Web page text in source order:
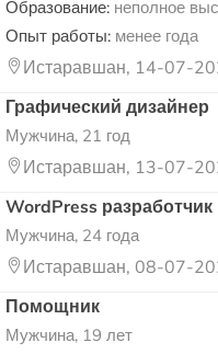
Образование: неполное
Опыт работы: менее года
Истаравшан, 14-07-
Графический дизайнер
Мужчина, 21 год
Истаравшан, 13-07-
WordPress разработчик
Мужчина, 24 года
Истаравшан, 08-07-
Помощник
Мужчина, 19 лет